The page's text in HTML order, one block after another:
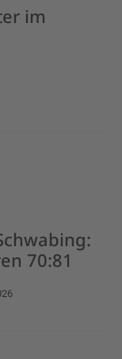
im
70:81